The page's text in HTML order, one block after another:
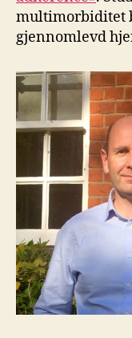
multimorbiditet
gjennomlevd